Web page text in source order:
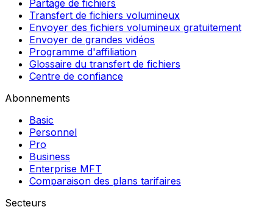
Partage de fichiers
Transfert de fichiers volumineux
Envoyer des fichiers volumineux gratuitement
Envoyer de grandes vidéos
Programme d'affiliation
Glossaire du transfert de fichiers
Centre de confiance
Abonnements
Basic
Personnel
Pro
Business
Enterprise MFT
Comparaison des plans tarifaires
Secteurs